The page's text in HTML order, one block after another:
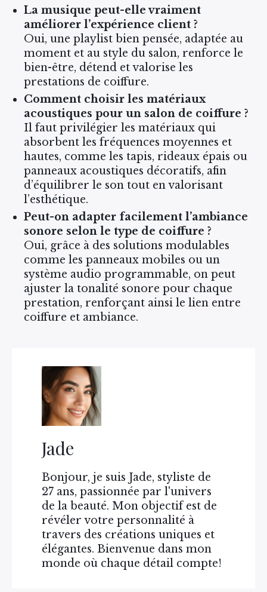
La musique peut-elle vraiment
améliorer l’expérience client ?
Oui, une playlist bien pensée, adaptée au
moment et au style du salon, renforce le
bien-être, détend et valorise les
prestations de coiffure.
Comment choisir les matériaux
acoustiques pour un salon de coiffure ?
Il faut privilégier les matériaux qui
absorbent les fréquences moyennes et
hautes, comme les tapis, rideaux épais ou
panneaux acoustiques décoratifs, afin
d’équilibrer le son tout en valorisant
l’esthétique.
Peut-on adapter facilement l’ambiance
sonore selon le type de coiffure ?
Oui, grâce à des solutions modulables
comme les panneaux mobiles ou un
système audio programmable, on peut
ajuster la tonalité sonore pour chaque
prestation, renforçant ainsi le lien entre
coiffure et ambiance.
Jade
Bonjour, je suis Jade, styliste de
27 ans, passionnée par l'univers
de la beauté. Mon objectif est de
révéler votre personnalité à
travers des créations uniques et
élégantes. Bienvenue dans mon
monde où chaque détail compte!